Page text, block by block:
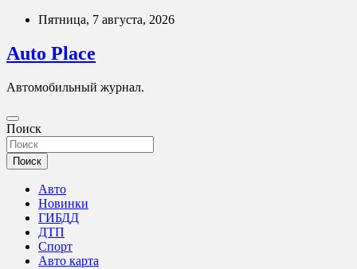
Перейти
содержимому
Пятница, 7 августа, 2026
Auto Place
Автомобильный журнал.
Поиск
Поиск
Авто
Новинки
ГИБДД
ДТП
Спорт
Авто карта